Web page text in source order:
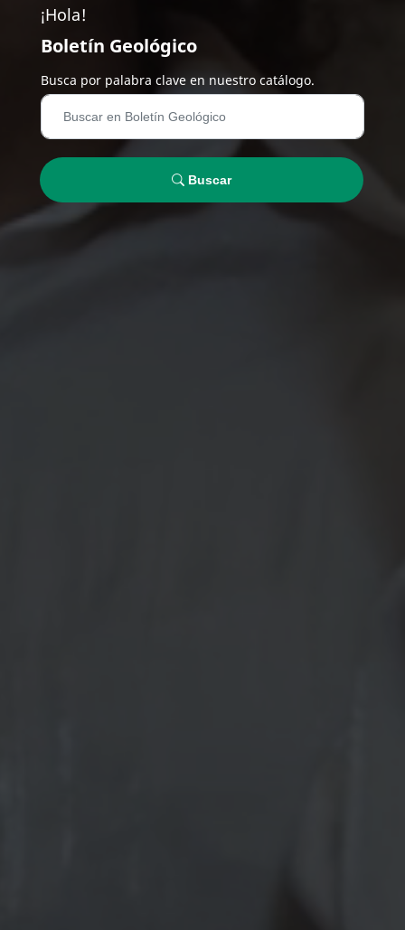
¡Hola!
Boletín Geológico
Busca por palabra clave en nuestro catálogo.
Buscar